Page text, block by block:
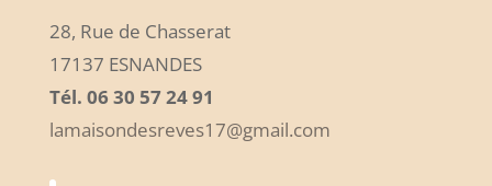
28, Rue de Chasserat
17137 ESNANDES
Tél. 06 30 57 24 91
lamaisondesreves17@gmail.com